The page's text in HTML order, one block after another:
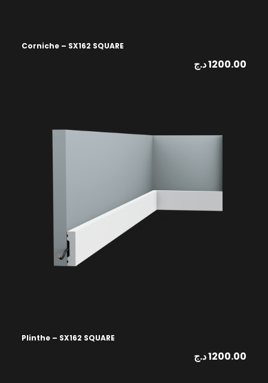
Corniche – SX162 SQUARE
1200.00د.ج
Plinthe – SX162 SQUARE
1200.00د.ج